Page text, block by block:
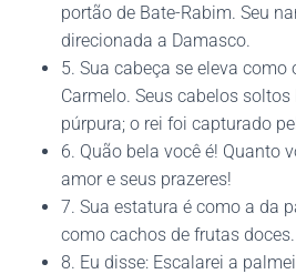
portão de Bate-Rabim. Seu
direcionada a Damasco.
5. Sua cabeça se eleva
Carmelo. Seus cabelos
púrpura; o rei foi capturado
6. Quão bela você é! Quanto
amor e seus prazeres!
7. Sua estatura é como a da
como cachos de frutas doces.
8. Eu disse: Escalarei a